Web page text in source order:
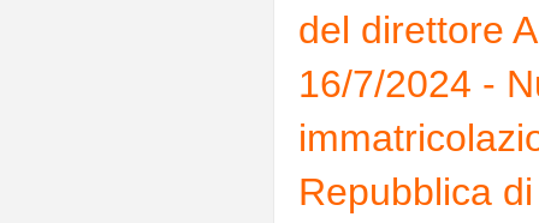
del direttore
16/7/2024 -
Repubblica